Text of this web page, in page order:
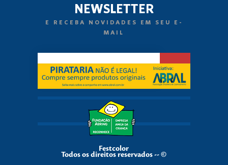
NEWSLETTER
E RECEBA NOVIDADES EM SEU E-
MAIL
Festcolor
Todos os direitos reservados -- ©